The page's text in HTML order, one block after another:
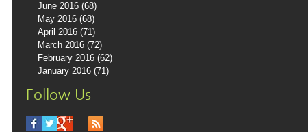
June 2016 (68)
May 2016 (68)
April 2016 (71)
March 2016 (72)
February 2016 (62)
January 2016 (71)
Follow Us